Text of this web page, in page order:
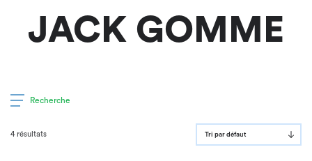
JACK GOMME
Recherche
4 résultats Tri par défaut